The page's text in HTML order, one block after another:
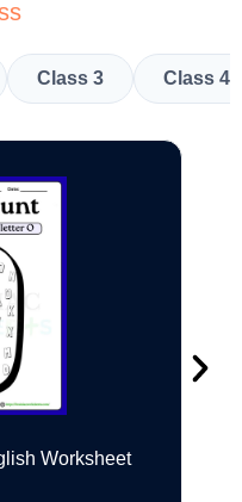
Class 3 Class 4
Worksheet